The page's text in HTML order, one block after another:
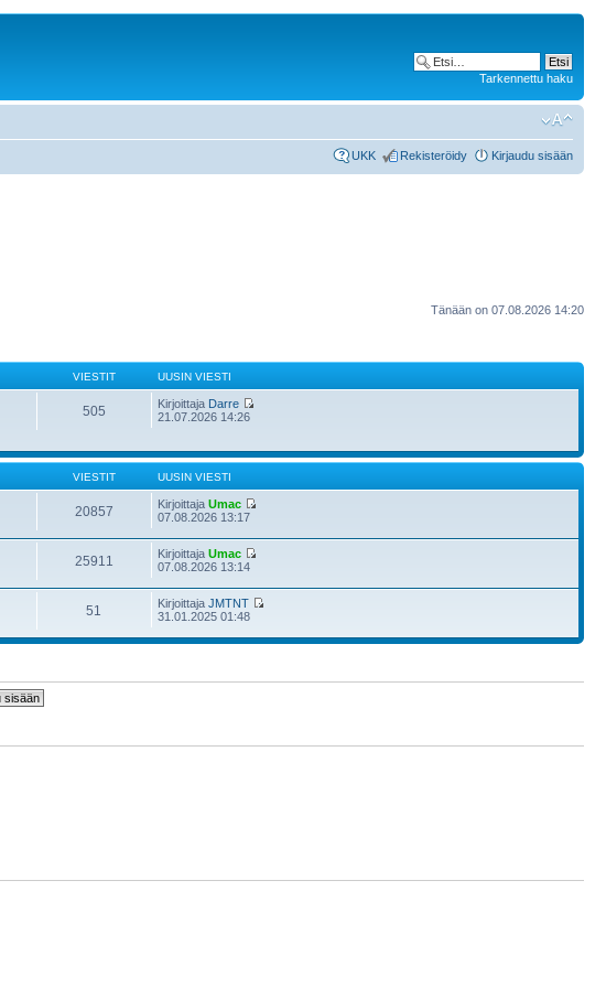
Tarkennettu haku
UKK Rekisteröidy Kirjaudu sisään
Tänään on 07.08.2026 14:20
VIESTIT UUSIN VIESTI
505 Kirjoittaja Darre
21.07.2026 14:26
VIESTIT UUSIN VIESTI
20857 KirjoittajaUmac
07.08.2026 13:17
25911 KirjoittajaUmac
07.08.2026 13:14
51 KirjoittajaJMTNT
31.01.2025 01:48